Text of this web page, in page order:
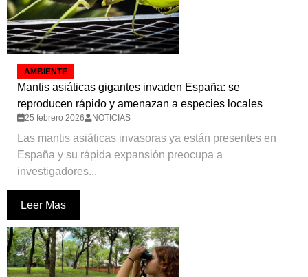
AMBIENTE
Mantis asiáticas gigantes invaden España: se
reproducen rápido y amenazan a especies locales
25 febrero 2026 NOTICIAS
Las mantis asiáticas invasoras ya están presentes en
España y su rápida expansión preocupa a
investigadores...
Leer Mas